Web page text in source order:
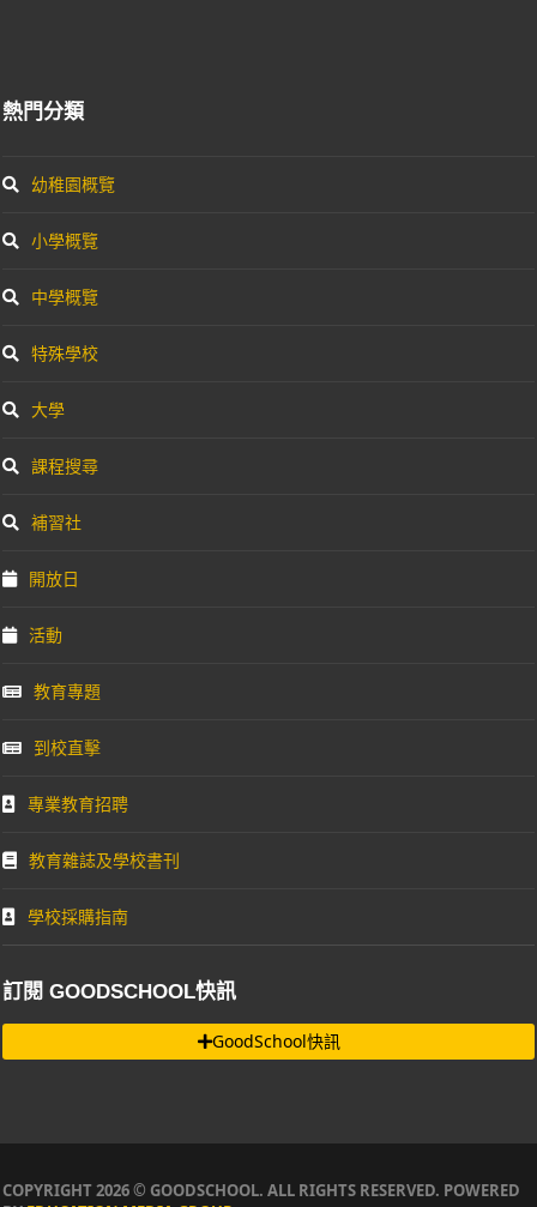
熱門分類
幼稚園概覽
小學概覽
中學概覽
特殊學校
大學
課程搜尋
補習社
開放日
活動
教育專題
到校直擊
專業教育招聘
教育雜誌及學校書刊
學校採購指南
訂閱 GOODSCHOOL快訊
GoodSchool快訊
COPYRIGHT 2026 © GOODSCHOOL. ALL RIGHTS RESERVED. POWERED